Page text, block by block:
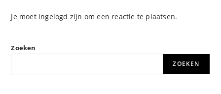
Je moet ingelogd zijn om een reactie te plaatsen.
Zoeken
ZOEKEN